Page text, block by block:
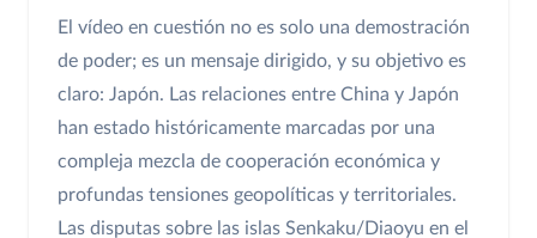
El vídeo en cuestión no es solo una demostración
de poder; es un mensaje dirigido, y su objetivo es
claro: Japón. Las relaciones entre China y Japón
han estado históricamente marcadas por una
compleja mezcla de cooperación económica y
profundas tensiones geopolíticas y territoriales.
Las disputas sobre las islas Senkaku/Diaoyu en el